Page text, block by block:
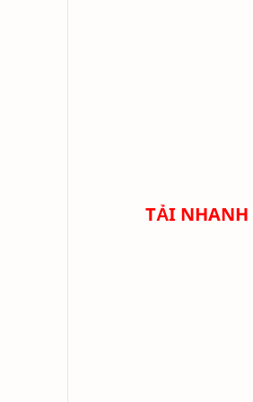
TẢI NHANH